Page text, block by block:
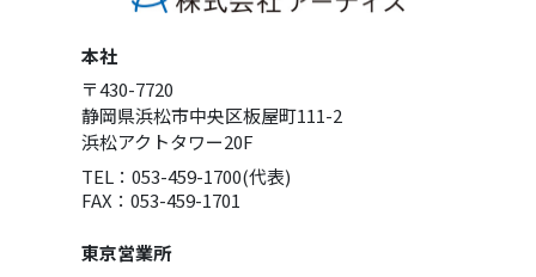
本社
〒430-7720
静岡県浜松市中央区板屋町111-2
浜松アクトタワー20F
TEL：053-459-1700(代表)
FAX：053-459-1701
東京営業所